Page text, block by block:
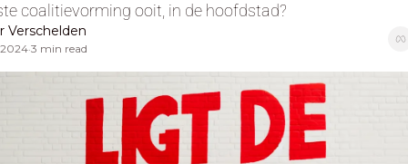
coalitievorming ooit, in de hoofdstad?
Verschelden
•3 min read